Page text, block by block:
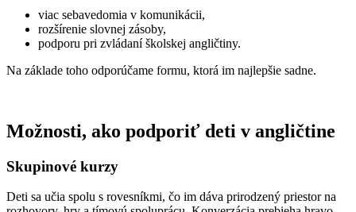
viac sebavedomia v komunikácii,
rozšírenie slovnej zásoby,
podporu pri zvládaní školskej angličtiny.
Na základe toho odporúčame formu, ktorá im najlepšie sadne.
Možnosti, ako podporiť deti v angličtine
Skupinové kurzy
Deti sa učia spolu s rovesníkmi, čo im dáva prirodzený priestor na